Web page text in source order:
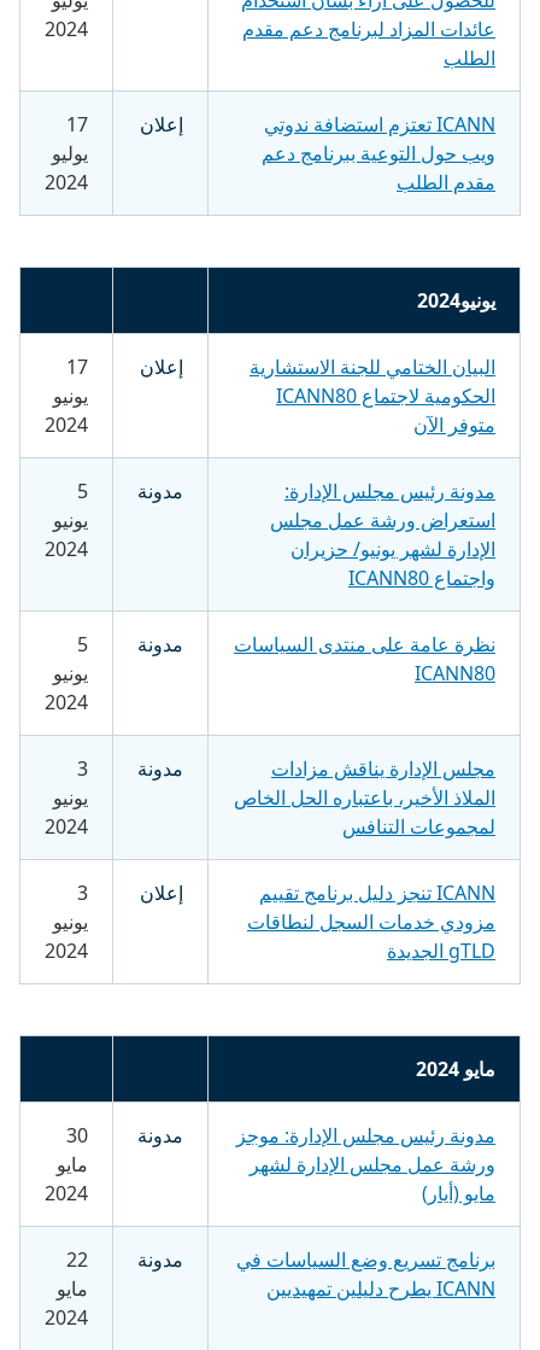
عائدات المزاد لبرنامج دعم مقدم
الطلب
2024
ICANN تعتزم استضافة ندوتي
ويب حول التوعية ببرنامج دعم
مقدم الطلب
إعلان
17
يوليو
2024
يونيو2024
البيان الختامي للجنة الاستشارية
الحكومية لاجتماع ICANN80
متوفر الآن
إعلان
17
يونيو
2024
مدونة رئيس مجلس الإدارة:
استعراض ورشة عمل مجلس
الإدارة لشهر يونيو/ حزيران
واجتماع ICANN80
مدونة
يونيو
2024
نظرة عامة على منتدى السياسات
ICANN80
مدونة
يونيو
2024
مجلس الإدارة يناقش مزادات
الملاذ الأخير، باعتباره الحل الخاص
لمجموعات التنافس
مدونة
يونيو
2024
ICANN تنجز دليل برنامج تقييم
مزودي خدمات السجل لنطاقات
gTLD الجديدة
إعلان
يونيو
2024
مايو 2024
مدونة رئيس مجلس الإدارة: موجز
ورشة عمل مجلس الإدارة لشهر
مايو (أيار)
مدونة
30
مايو
2024
برنامج تسريع وضع السياسات في
ICANN يطرح دليلين تمهيديين
مدونة
22
مايو
2024